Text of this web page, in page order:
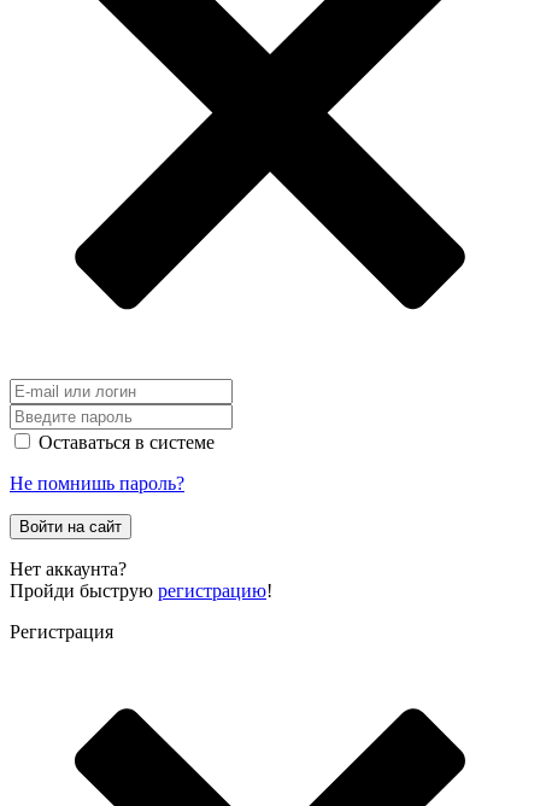
Оставаться в системе
Не помнишь пароль?
Войти на сайт
Нет аккаунта?
Пройди быструю регистрацию!
Регистрация